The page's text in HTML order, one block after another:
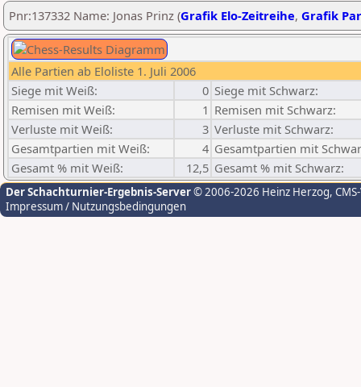
Pnr:137332 Name: Jonas Prinz (Grafik Elo-Zeitreihe, Grafik
Alle Partien ab Eloliste 1. Juli 2006
Siege mit Weiß:
0 Siege mit Schwarz:
Remisen mit Weiß:
1 Remisen mit Schwarz:
Verluste mit Weiß:
3 Verluste mit Schwarz:
Gesamtpartien mit Weiß:
4 Gesamtpartien mit
Gesamt % mit Weiß:
12,5 Gesamt % mit Schwarz:
Der Schachturnier-Ergebnis-Server© 2006-2026 Heinz Herzog,
Impressum / Nutzungsbedingungen